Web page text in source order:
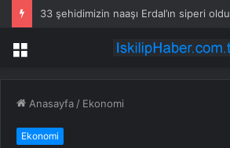
33 şehidimizin naaşı Erdal’ın siperi oldu
Menü
Anasayfa / Ekonomi
Ekonomi